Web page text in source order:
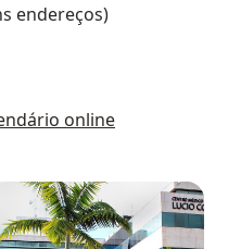
endereços)
online